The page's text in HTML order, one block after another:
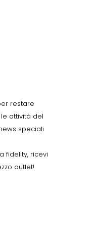
restare
attività del
speciali
fidelity, ricevi
outlet!